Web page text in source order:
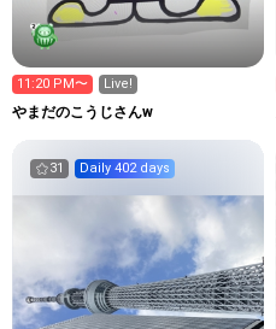
11:20 PM〜 Live!
やまだのこうじさんw
31 Daily 402 days